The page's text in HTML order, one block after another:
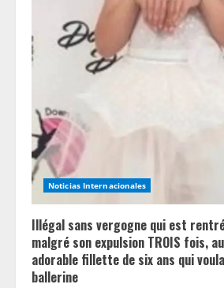
Noticias Internacionales
Illégal sans vergogne qui est
malgré son expulsion TROIS fois,
adorable fillette de six ans qui
ballerine